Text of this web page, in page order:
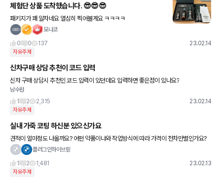
체험단 상품 도착했습니다. 😎😎😎
패키지가 꽤 알차네요 열심히 찍어볼게요 ㅋㅋㅋㅋ
모나코
0
0 137 23.02.14
자유주제
신차구매 상담 추천이 코드 입력
신차 구매 상담시 추천인 코드 입력이 있던데요 입력하면 좋은점이 있나요?
남수원
1
2 2,315 23.02.14
자유주제
실내 가죽 코팅 하신분 있으신가요
견적이 얼마정도 나올까요? 어떤 약품이냐와 작업방식에 따라 가격이 천차만별인가요?
플러그인하이브릳
1
2 1,481 23.02.13
자유주제